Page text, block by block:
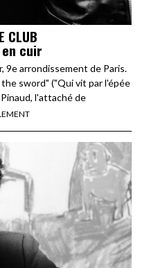
CLUB
cuir
9e arrondissement de Paris.
sword" ("Qui vit par l'épée
l'attaché de